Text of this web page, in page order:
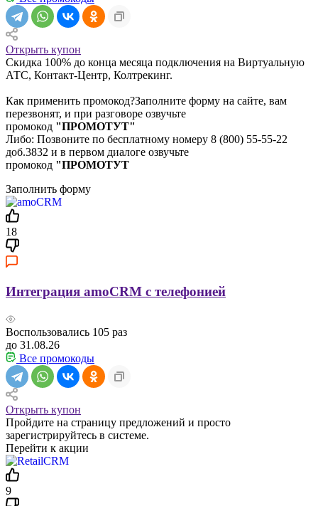
Открыть купон
Скидка 100% до конца месяца подключения на Виртуальную
АТС, Контакт-Центр, Колтрекинг.
Как применить промокод?Заполните форму на сайте, вам
перезвонят, и при разговоре озвучьте
промокод "ПРОМОТУТ"
Либо: Позвоните по бесплатному номеру 8 (800) 55-55-22
доб.3832 и в первом диалоге озвучьте
промокод "ПРОМОТУТ
Заполнить форму
18
Интеграция amoCRM с телефонией
Воспользовались 105 раз
до 31.08.26
Все промокоды
Открыть купон
Пройдите на страницу предложений и просто
зарегистрируйтесь в системе.
Перейти к акции
9